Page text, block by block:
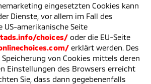
eingesetzten Cookies kann
Dienste, vor allem im Fall des
US-amerikanische Seite
choices/oder die EU-Seite
erklärt werden. Des
von Cookies mittels deren
Einstellungen des Browsers erreicht
Sie, dass dann gegebenenfalls